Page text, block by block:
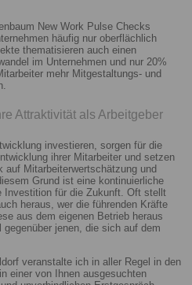
New Work Pulse Checks
häufig nur oberflächlich
thematisieren auch einen
im Unternehmen und nur 20%
mehr Mitgestaltungs- und
Attraktivität als Arbeitgeber
investieren, sorgen für die
ihrer Mitarbeiter und setzen
Mitarbeiterwertschätzung und
Grund ist eine kontinuierliche
Investition für die Zukunft. Oft stellt
heraus, wer die führenden Kräfte
aus dem eigenen Betrieb heraus
jenen, die sich auf dem
veranstalte ich in aller Regel in den
einer von Ihnen ausgesuchten